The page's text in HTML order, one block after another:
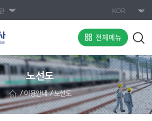
전체메뉴
노선도
이용안내 노선도